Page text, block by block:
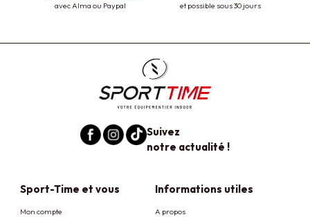
avec Alma ou Paypal et possible sous 30 jours
Suivez
notre actualité !
Sport-Time et vous
Mon compte
Informations utiles
A propos